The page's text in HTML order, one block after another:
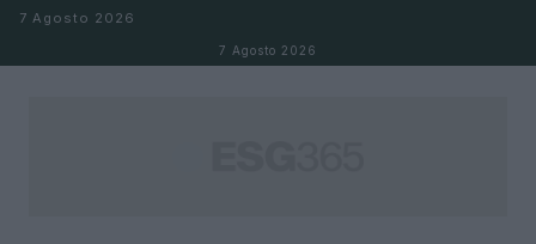
Salta al contenuto
7 Agosto 2026
7 Agosto 2026